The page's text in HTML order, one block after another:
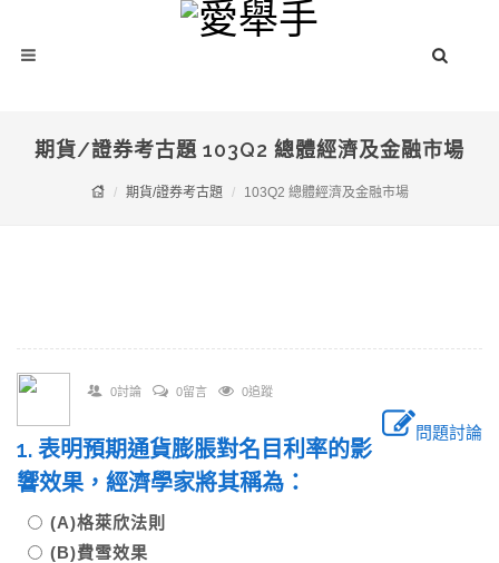
期貨/證券考古題 103Q2 總體經濟及金融市場
期貨/證券考古題 103Q2 總體經濟及金融市場
0討論 0留言 0追蹤
問題討論
1. 表明預期通貨膨脹對名目利率的影
響效果，經濟學家將其稱為：
(A)格萊欣法則
(B)費雪效果